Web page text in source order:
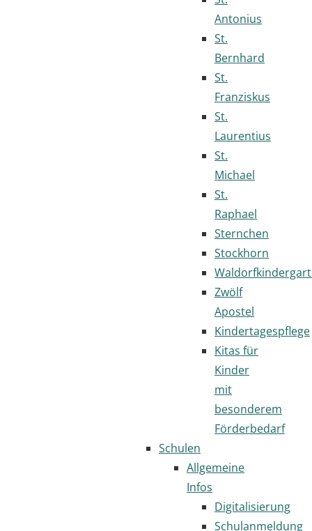
Antonius
St.
Bernhard
St.
Franziskus
St.
Laurentius
St.
Michael
St.
Raphael
Sternchen
Stockhorn
Zwölf
Apostel
Kindertagespflege
Kitas für
Kinder
mit
besonderem
Förderbedarf
Schulen
Allgemeine
Infos
Digitalisierung
Schulanmeldung